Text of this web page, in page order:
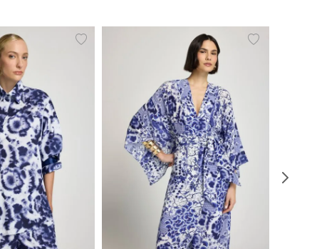
40 42 44 46 36 38 40 42 44